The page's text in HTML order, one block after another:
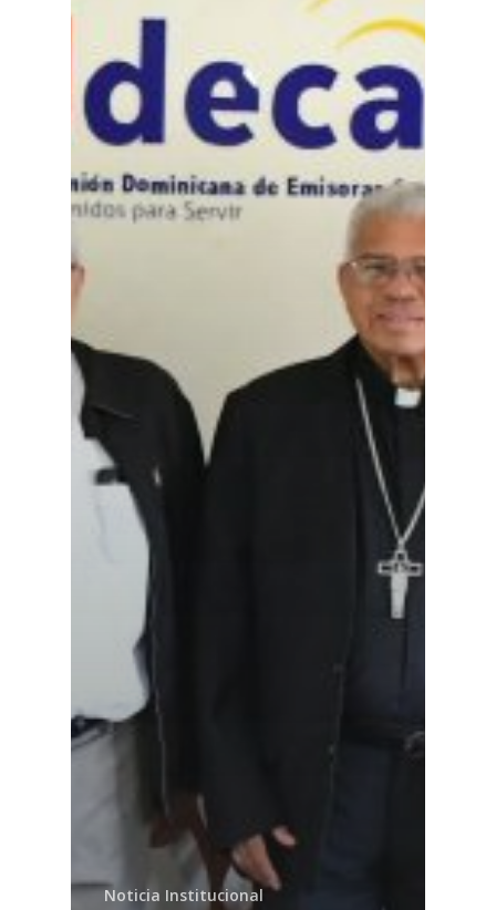
Noticia Institucional